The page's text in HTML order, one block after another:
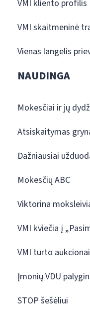
VMI kliento profilis
VMI skaitmeninė
Vienas langelis
NAUDINGA
Mokesčiai ir jų
Atsiskaitymas
Dažniausiai
Mokesčių ABC
Viktorina
VMI kviečia į
VMI turto aukcionai
Įmonių VDU
STOP šešėliui